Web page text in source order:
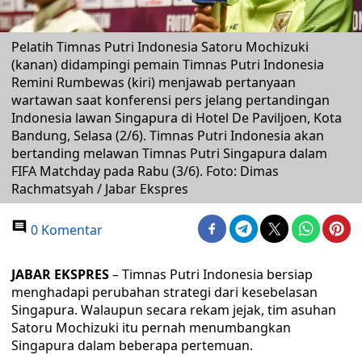
Pelatih Timnas Putri Indonesia Satoru Mochizuki
(kanan) didampingi pemain Timnas Putri Indonesia
Remini Rumbewas (kiri) menjawab pertanyaan
wartawan saat konferensi pers jelang pertandingan
Indonesia lawan Singapura di Hotel De Paviljoen, Kota
Bandung, Selasa (2/6). Timnas Putri Indonesia akan
bertanding melawan Timnas Putri Singapura dalam
FIFA Matchday pada Rabu (3/6). Foto: Dimas
Rachmatsyah / Jabar Ekspres
0 Komentar
JABAR EKSPRES– Timnas Putri Indonesia bersiap
menghadapi perubahan strategi dari kesebelasan
Singapura. Walaupun secara rekam jejak, tim asuhan
Satoru Mochizuki itu pernah menumbangkan
Singapura dalam beberapa pertemuan.